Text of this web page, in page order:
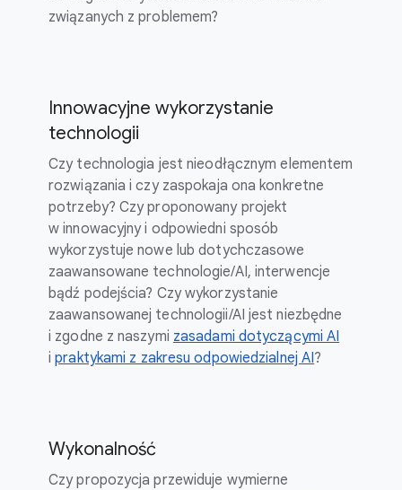
związanych z problemem?
Innowacyjne wykorzystanie
technologii
Czy technologia jest nieodłącznym elementem
rozwiązania i czy zaspokaja ona konkretne
potrzeby? Czy proponowany projekt
w innowacyjny i odpowiedni sposób
wykorzystuje nowe lub dotychczasowe
zaawansowane technologie/AI, interwencje
bądź podejścia? Czy wykorzystanie
zaawansowanej technologii/AI jest niezbędne
i zgodne z naszymi zasadami dotyczącymi AI
ipraktykami z zakresu odpowiedzialnej AI?
Wykonalność
Czy propozycja przewiduje wymierne